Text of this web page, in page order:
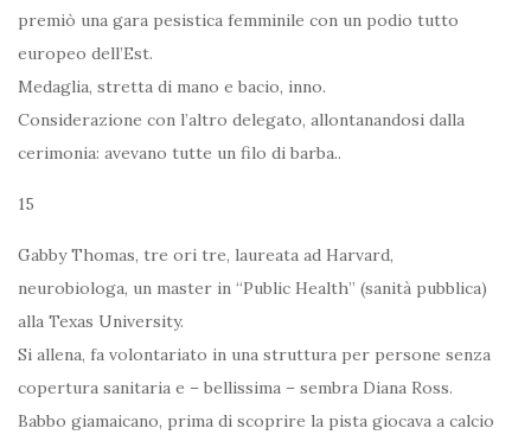
premiò una gara pesistica femminile con un podio tutto
europeo dell’Est.
Medaglia, stretta di mano e bacio, inno.
Considerazione con l’altro delegato, allontanandosi dalla
cerimonia: avevano tutte un filo di barba..
15
Gabby Thomas, tre ori tre, laureata ad Harvard,
neurobiologa, un master in “Public Health” (sanità pubblica)
alla Texas University.
Si allena, fa volontariato in una struttura per persone senza
copertura sanitaria e – bellissima – sembra Diana Ross.
Babbo giamaicano, prima di scoprire la pista giocava a calcio